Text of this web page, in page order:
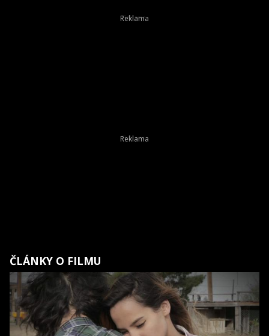
ČLÁNKY O FILMU